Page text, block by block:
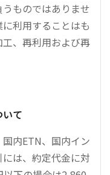
ものではありませ
利用することはも
、再利用および再
て
内ETN、国内イン
は、約定代金に対